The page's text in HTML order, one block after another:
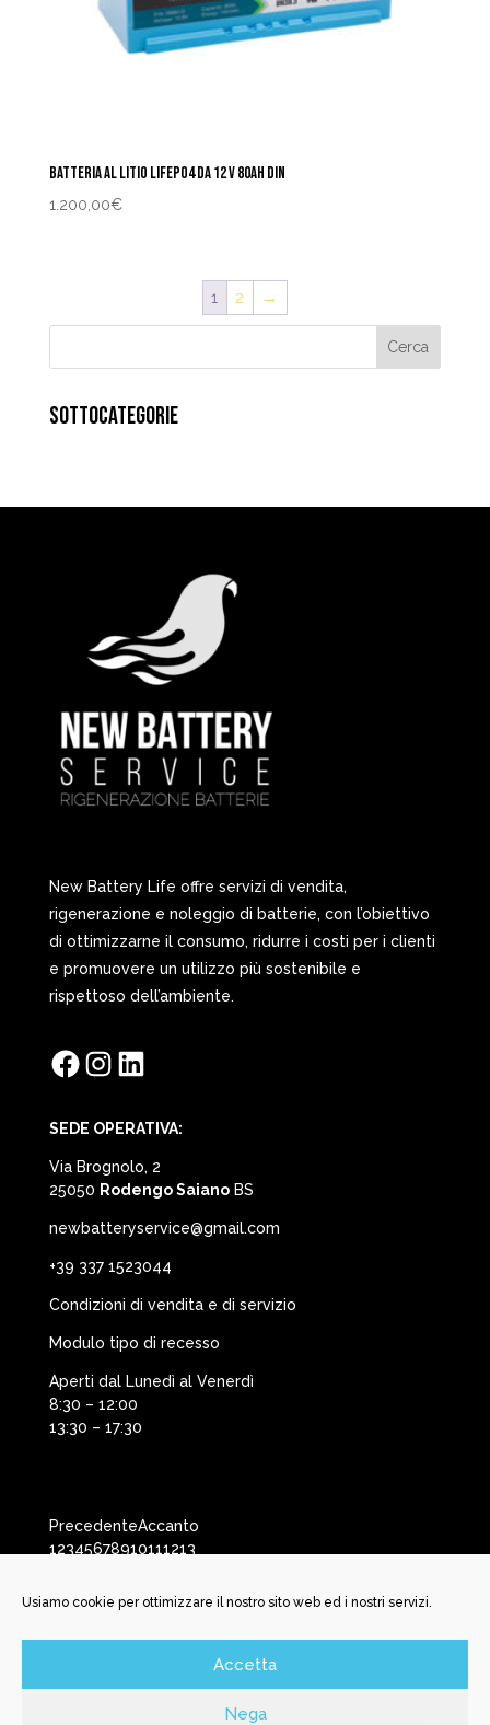
Usiamo cookie per ottimizzare il nostro sito web ed i nostri servizi.
Accetta
Nega
BATTERIA AL LITIO LIFEPO4 DA 12 V 80AH DIN
1.200,00€
1 2 →
SOTTOCATEGORIE
New Battery Life offre servizi di vendita,
rigenerazione e noleggio di batterie, con l’obiettivo
di ottimizzarne il consumo, ridurre i costi per i clienti
e promuovere un utilizzo più sostenibile e
rispettoso dell’ambiente.
FacebookInstagramLinkedIn
SEDE OPERATIVA:
Via Brognolo, 2
25050 Rodengo SaianoBS
newbatteryservice@gmail.com
+39 337 1523044
Condizioni di vendita e di servizio
Modulo tipo di recesso
Aperti dal Lunedì al Venerdì
8:30 – 12:00
13:30 – 17:30
PrecedenteAccanto
12345678910111213
©️ New Battery Service Srl | Via San Martino, 29 | 25037